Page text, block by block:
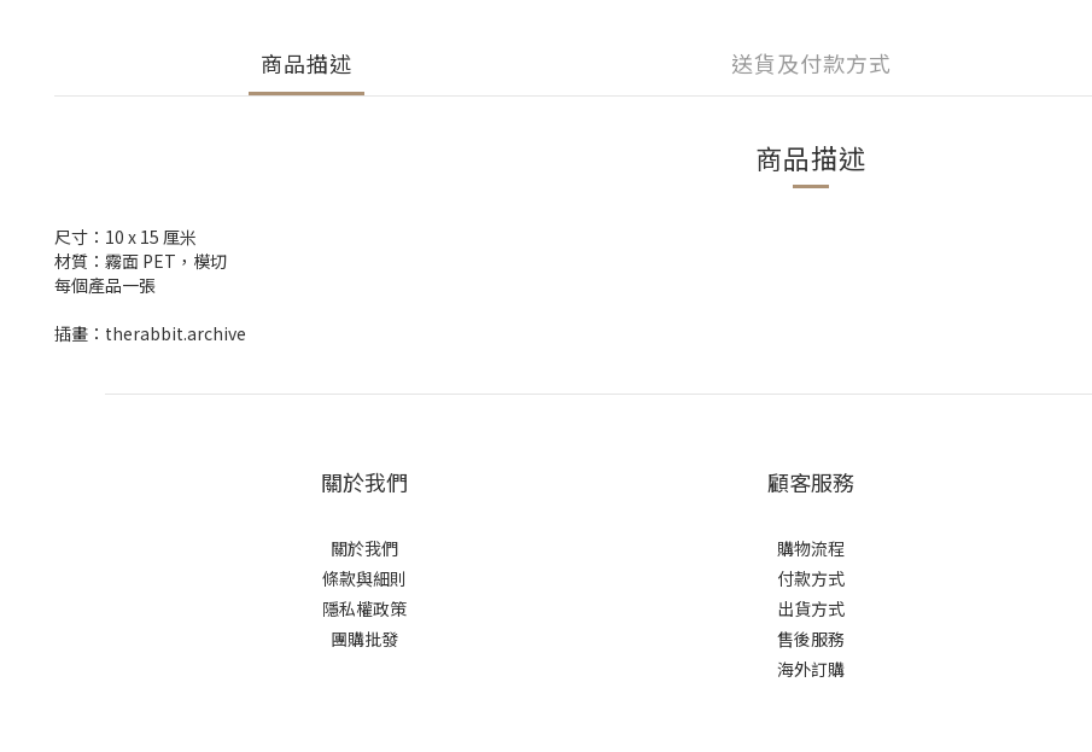
商品描述 送貨及付款方式
商品描述
尺寸：10 x 15 厘米
材質：霧面 PET，模切
每個產品一張
插畫：therabbit.archive
關於我們
關於我們
條款與細則
隱私權政策
團購批發
顧客服務
購物流程
付款方式
出貨方式
售後服務
海外訂購